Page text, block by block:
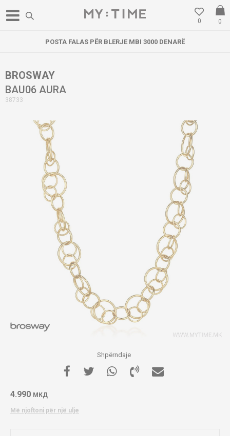
0
0
POSTA FALAS PËR BLERJE MBI 3000 DENARË
BROSWAY
BAU06 AURA
38733
Shpërndaje
4.990 МКД
Më njoftoni për një ulje